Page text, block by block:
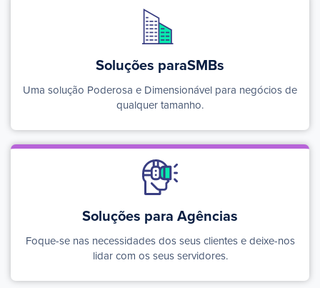
Soluções paraSMBs
Uma solução Poderosa e Dimensionável para negócios de
qualquer tamanho.
Soluções para Agências
Foque-se nas necessidades dos seus clientes e deixe-nos
lidar com os seus servidores.